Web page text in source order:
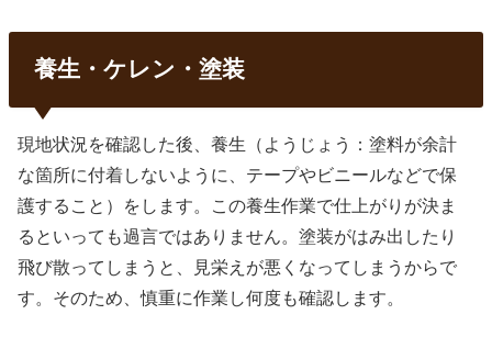
養生・ケレン・塗装
現地状況を確認した後、養生（ようじょう：塗料が余計
な箇所に付着しないように、テープやビニールなどで保
護すること）をします。この養生作業で仕上がりが決ま
るといっても過言ではありません。塗装がはみ出したり
飛び散ってしまうと、見栄えが悪くなってしまうからで
す。そのため、慎重に作業し何度も確認します。